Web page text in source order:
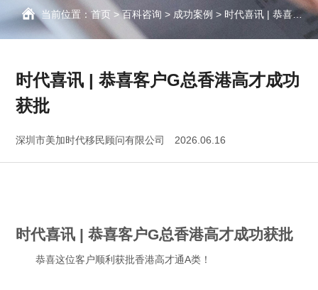
当前位置：首页 >百科咨询 > 成功案例 >时代喜讯 | 恭喜客
户G总香港高才成功获批
时代喜讯 | 恭喜客户G总香港高才成功
获批
深圳市美加时代移民顾问有限公司 2026.06.16
时代喜讯 | 恭喜客户G总香港高才成功获批
恭喜这位客户顺利获批香港高才通A类 ！